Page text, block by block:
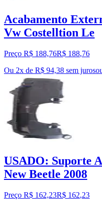
Acabamento
Vw Costelltion Le
Preço R$ 188,76R$ 188,76
Ou 2x de R$ 94,38 sem juros
USADO: Suporte
New Beetle 2008
Preço R$ 162,23R$ 162,23